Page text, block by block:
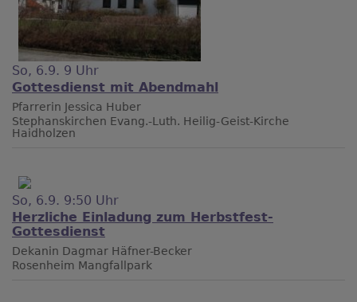
So, 6.9. 9 Uhr
Gottesdienst mit Abendmahl
Pfarrerin Jessica Huber
Stephanskirchen Evang.-Luth. Heilig-Geist-Kirche
Haidholzen
So, 6.9. 9:50 Uhr
Herzliche Einladung zum Herbstfest-
Gottesdienst
Dekanin Dagmar Häfner-Becker
Rosenheim Mangfallpark